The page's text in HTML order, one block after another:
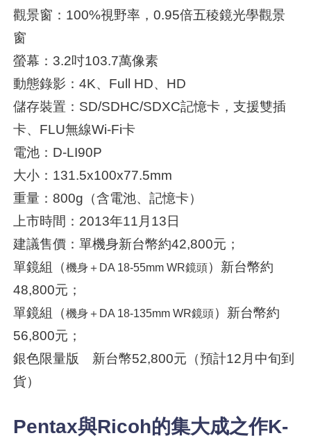
觀景窗：100%視野率，0.95倍五稜鏡光學觀景
窗
螢幕：3.2吋103.7萬像素
動態錄影：4K、Full HD、HD
儲存裝置：SD/SDHC/SDXC記憶卡，支援雙插
卡、FLU無線Wi-Fi卡
電池：D-LI90P
大小：131.5x100x77.5mm
重量：800g（含電池、記憶卡）
上市時間：2013年11月13日
建議售價：單機身新台幣約42,800元；
單鏡組（機身＋DA 18-55mm WR鏡頭）新台幣約
48,800元；
單鏡組（機身＋DA 18-135mm WR鏡頭）新台幣約
56,800元；
銀色限量版 新台幣52,800元（預計12月中旬到
貨）
Pentax與Ricoh的集大成之作K-